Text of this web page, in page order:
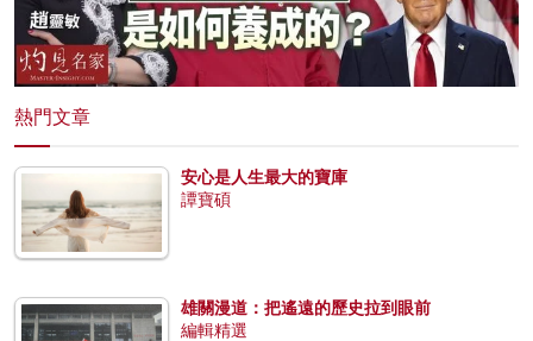
熱門文章
安心是人生最大的寶庫
譚寶碩
雄關漫道：把遙遠的歷史拉到眼前
編輯精選